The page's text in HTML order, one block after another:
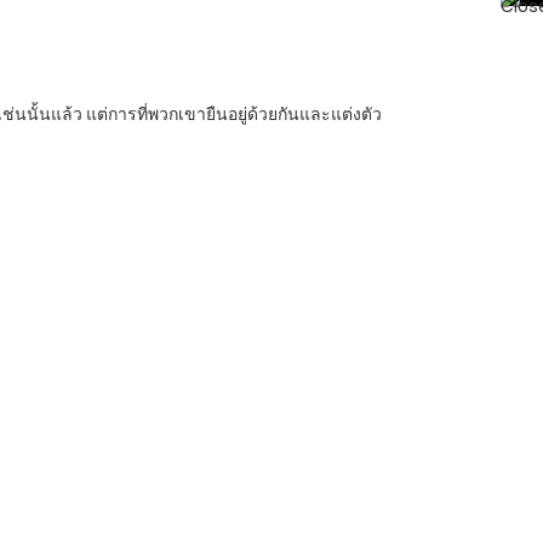
นนั้นแล้ว แต่การที่พวกเขายืนอยู่ด้วยกันและแต่งตัว